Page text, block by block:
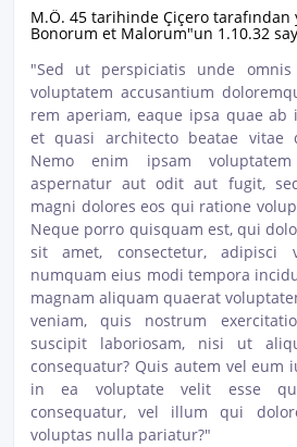
M.Ö. 45 tarihinde Çiçero tarafından
Bonorum et Malorum"un 1.10.32
"Sed ut perspiciatis unde
voluptatem accusantium
rem aperiam, eaque ipsa quae ab
et quasi architecto beatae vitae
Nemo enim ipsam
aspernatur aut odit aut fugit,
magni dolores eos qui ratione
Neque porro quisquam est, qui
sit amet, consectetur,
numquam eius modi tempora
magnam aliquam quaerat
veniam, quis nostrum
suscipit laboriosam, nisi ut
consequatur? Quis autem vel eum
in ea voluptate velit esse
consequatur, vel illum qui
voluptas nulla pariatur?"